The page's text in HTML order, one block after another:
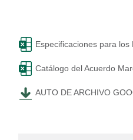
Especificaciones para
Catálogo del Acuerdo
AUTO DE ARCHIVO